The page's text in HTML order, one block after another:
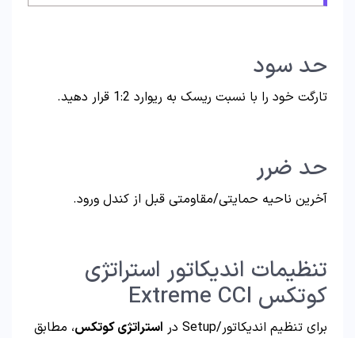
حد سود
تارگت خود را با نسبت ریسک به ریوارد 1:2 قرار دهید.
حد ضرر
آخرین ناحیه حمایتی/مقاومتی قبل از کندل ورود.
تنظیمات اندیکاتور استراتژی
کوتکس Extreme CCI
برای تنظیم اندیکاتور/Setup در استراتژی کوتکس، مطابق